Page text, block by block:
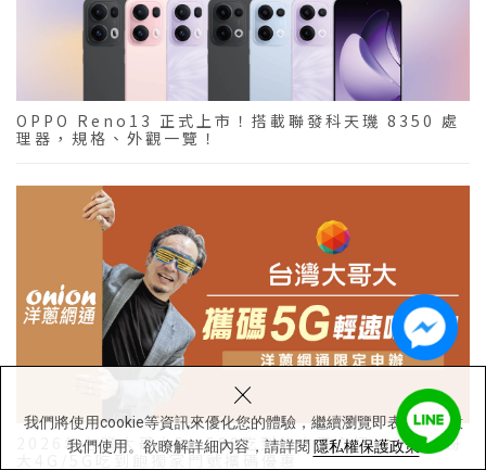
我們將使用cookie等資訊來優化您的體驗，繼續瀏覽即表示您同意
我們使用。欲瞭解詳細內容，請詳閱 隱私權保護政策
×
OPPO Reno13 正式上市！搭載聯發科天璣 8350 處
理器，規格、外觀一覽！
2026年台灣大哥大5g 599吃到飽方案介紹，台灣大哥
大4G/5G吃到飽獨家門號攜碼優惠